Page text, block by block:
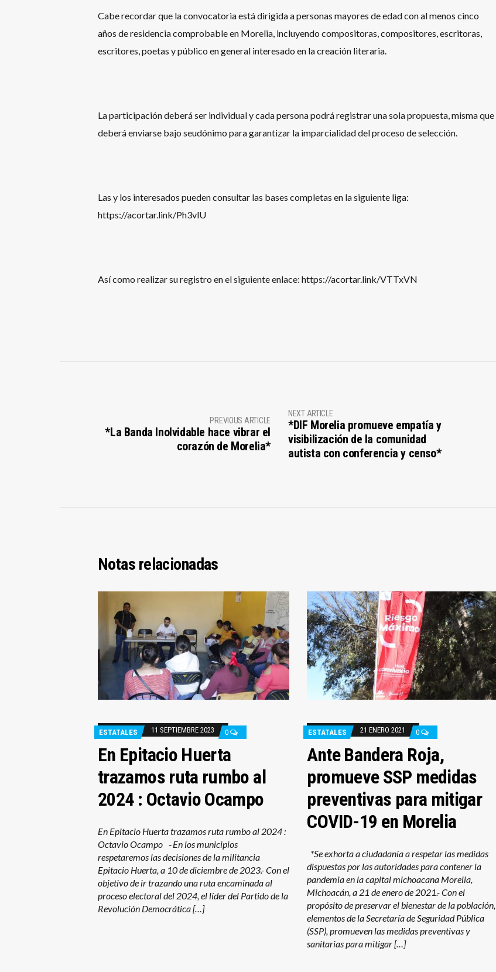
Cabe recordar que la convocatoria está dirigida a personas mayores de edad con al menos cinco
años de residencia comprobable en Morelia, incluyendo compositoras, compositores, escritoras,
escritores, poetas y público en general interesado en la creación literaria.
La participación deberá ser individual y cada persona podrá registrar una sola propuesta, misma que
deberá enviarse bajo seudónimo para garantizar la imparcialidad del proceso de selección.
Las y los interesados pueden consultar las bases completas en la siguiente liga:
https://acortar.link/Ph3vlU
Así como realizar su registro en el siguiente enlace: https://acortar.link/VTTxVN
PREVIOUS ARTICLE
*La Banda Inolvidable hace vibrar el
corazón de Morelia*
NEXT ARTICLE
*DIF Morelia promueve empatía y
visibilización de la comunidad
autista con conferencia y censo*
Notas relacionadas
ESTATALES 11 SEPTIEMBRE 2023 0
En Epitacio Huerta
trazamos ruta rumbo al
2024 : Octavio Ocampo
En Epitacio Huerta trazamos ruta rumbo al 2024 :
Octavio Ocampo ⁃ En los municipios
respetaremos las decisiones de la militancia
Epitacio Huerta, a 10 de diciembre de 2023.- Con el
objetivo de ir trazando una ruta encaminada al
proceso electoral del 2024, el líder del Partido de la
Revolución Democrática […]
ESTATALES 21 ENERO 2021 0
Ante Bandera Roja,
promueve SSP medidas
preventivas para mitigar
COVID-19 en Morelia
*Se exhorta a ciudadanía a respetar las medidas
dispuestas por las autoridades para contener la
pandemia en la capital michoacana Morelia,
Michoacán, a 21 de enero de 2021.- Con el
propósito de preservar el bienestar de la población,
elementos de la Secretaría de Seguridad Pública
(SSP), promueven las medidas preventivas y
sanitarias para mitigar […]